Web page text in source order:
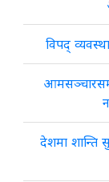
विपद्
देशमा शान्ति